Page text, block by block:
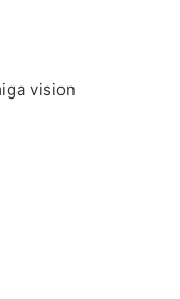
vision